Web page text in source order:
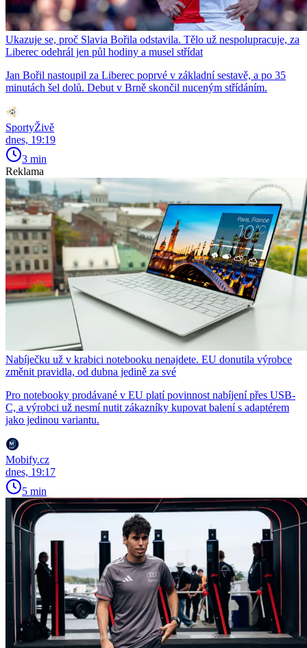
Ukazuje se, proč Slavia Bořila odstavila. Tělo už nespolupracuje, za
Liberec odehrál jen půl hodiny a musel střídat
Jan Bořil nastoupil za Liberec poprvé v základní sestavě, a po 35
minutách šel dolů. Debut v Brně skončil nuceným střídáním.
SportyŽivě
dnes, 19:19
3 min
Reklama
Nabíječku už v krabici notebooku nenajdete. EU donutila výrobce
změnit pravidla, od dubna jedině za své
Pro notebooky prodávané v EU platí povinnost nabíjení přes USB-
C, a výrobci už nesmí nutit zákazníky kupovat balení s adaptérem
jako jedinou variantu.
Mobify.cz
dnes, 19:17
5 min